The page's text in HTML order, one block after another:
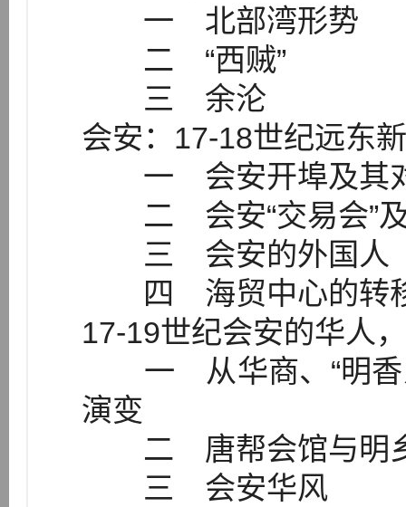
一 北部湾形势
二 “西贼”
三 余沦
会安：17-18世纪远东
一 会安开埠及其对
二 会安“交易会”及
三 会安的外国人
四 海贸中心的转
17-19世纪会安的华人
一 从华商、“明香人
演变
二 唐帮会馆与明
三 会安华风